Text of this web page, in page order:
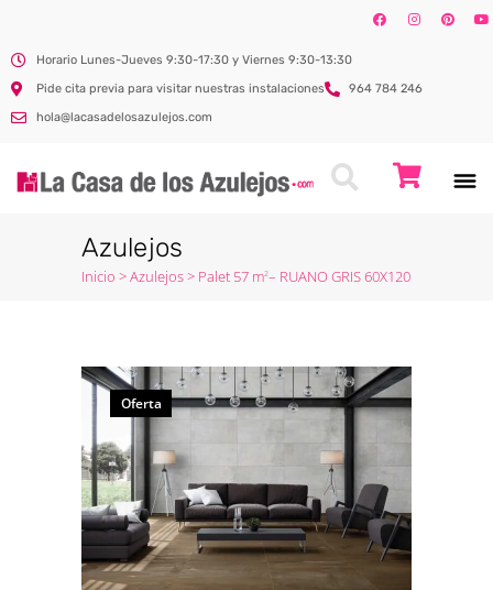
Horario Lunes-Jueves 9:30-17:30 y Viernes 9:30-13:30
Pide cita previa para visitar nuestras instalaciones
964 784 246
hola@lacasadelosazulejos.com
Azulejos
Inicio >Azulejos> Palet 57 m2– RUANO GRIS 60X120
Oferta